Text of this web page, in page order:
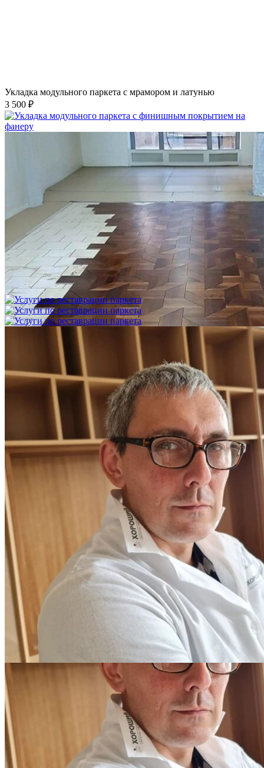
Укладка модульного паркета с мрамором и латунью
3 500 ₽
Укладка модульного паркета с финишным покрытием на
фанеру
3 600 ₽
Услуги по реставрации паркета
1 500 ₽
Важные новости
В нашем блоге хорошие и интересные новости о паркете
РУССКИЙ ДУБ
Посмотреть все новости
Инженерная доска РУССКИЙ ДУБ Нега Легендарная UV-Лак
Натур 2222-L-0207
Оставьте своё имя и телефон и наш
специалист свяжется с вами
обработку своих персональных данных
соглашаюсь с
политикой конфиденциальности.
Заказать
Ваш заказ отправлен!